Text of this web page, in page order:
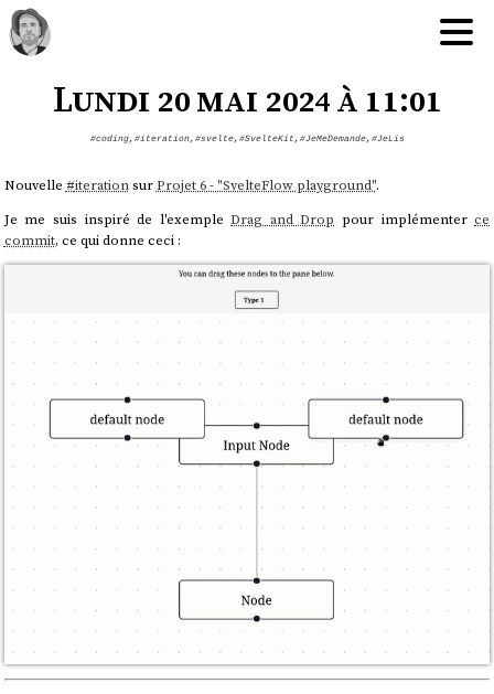
Lundi 20 mai 2024 à 11:01
#coding, #iteration, #svelte, #SvelteKit, #JeMeDemande, #JeLis
Nouvelle #iterationsurProjet 6 - "SvelteFlow playground".
Je me suis inspiré de l'exempleDrag and Drop pour implémenterce
commit, ce qui donne ceci :